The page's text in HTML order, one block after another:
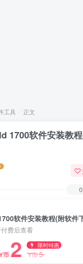
工具 正文
1700软件安装教
0
费后查看
币 2 限时特惠
Y币5